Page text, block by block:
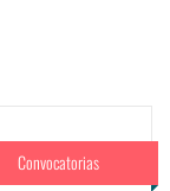
Convocatorias